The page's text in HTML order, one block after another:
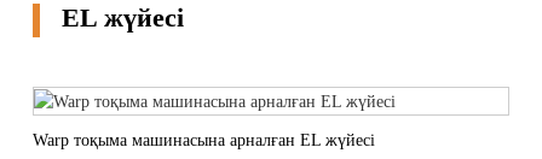
EL жүйесі
Warp тоқыма машинасына арналған EL жүйесі